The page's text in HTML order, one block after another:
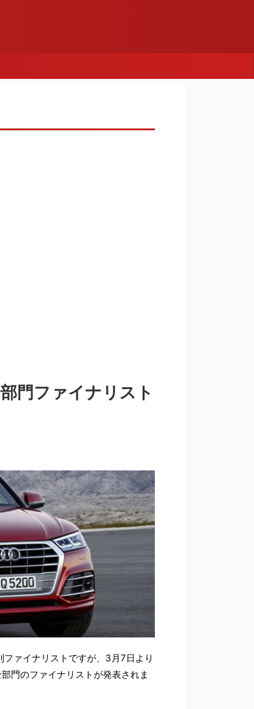
門ファイナリスト
ァイナリストですが、3月7日より
門のファイナリストが発表されま